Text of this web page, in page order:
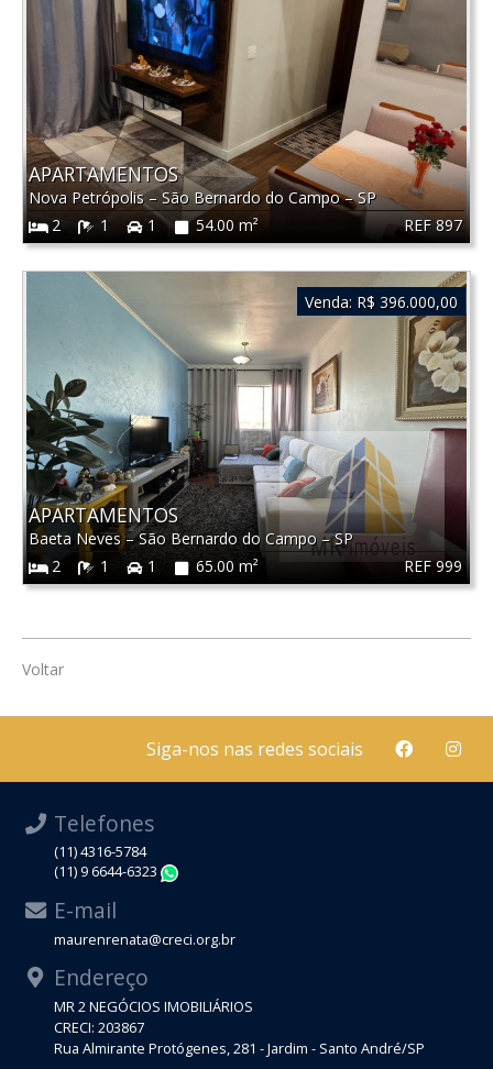
REF 897
APARTAMENTOS
Nova Petrópolis–São Bernardo do Campo–SP
2
1 1 54.00 m²
REF 999
APARTAMENTOS
Baeta Neves–São Bernardo do Campo–SP
2
1 1 65.00 m²
Venda: R$ 396.000,00
Voltar
Siga-nos nas redes sociais
Telefones
(11) 4316-5784
(11) 9 6644-6323
E-mail
maurenrenata@creci.org.br
Endereço
MR 2 NEGÓCIOS IMOBILIÁRIOS
CRECI: 203867
Rua Almirante Protógenes, 281 - Jardim - Santo André/SP